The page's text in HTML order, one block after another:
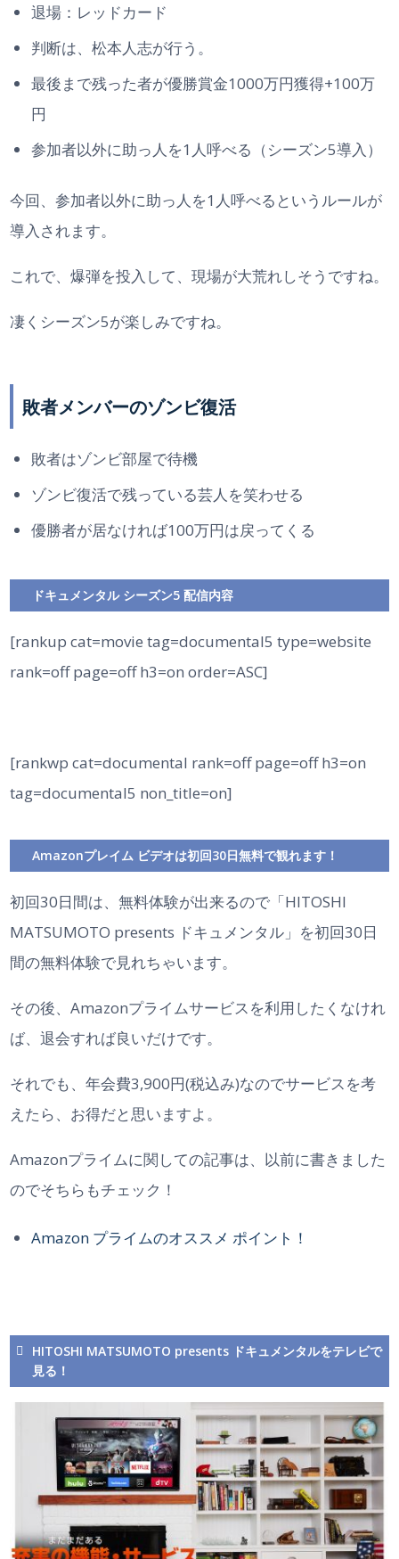
退場：レッドカード
判断は、松本人志が行う。
最後まで残った者が優勝賞金1000万円獲得+100万
円
参加者以外に助っ人を1人呼べる（シーズン5導入）
今回、参加者以外に助っ人を1人呼べるというルールが
導入されます。
これで、爆弾を投入して、現場が大荒れしそうですね。
凄くシーズン5が楽しみですね。
敗者メンバーのゾンビ復活
敗者はゾンビ部屋で待機
ゾンビ復活で残っている芸人を笑わせる
優勝者が居なければ100万円は戻ってくる
ドキュメンタル シーズン5 配信内容
[rankup cat=movie tag=documental5 type=website
rank=off page=off h3=on order=ASC]
[rankwp cat=documental rank=off page=off h3=on
tag=documental5 non_title=on]
Amazonプレイム ビデオは初回30日無料で観れます！
初回30日間は、無料体験が出来るので「HITOSHI
MATSUMOTO presents ドキュメンタル」を初回30日
間の無料体験で見れちゃいます。
その後、Amazonプライムサービスを利用したくなけれ
ば、退会すれば良いだけです。
それでも、年会費3,900円(税込み)なのでサービスを考
えたら、お得だと思いますよ。
Amazonプライムに関しての記事は、以前に書きました
のでそちらもチェック！
Amazon プライムのオススメ ポイント！
HITOSHI MATSUMOTO presents ドキュメンタルをテレビで
見る！